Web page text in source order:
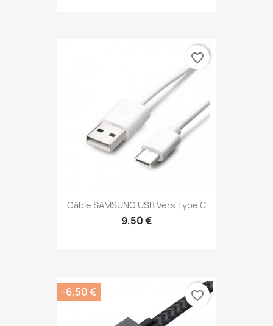
Câble SAMSUNG USB Vers Type C
9,50 €
favorite_border
-6,50 € favorite_border